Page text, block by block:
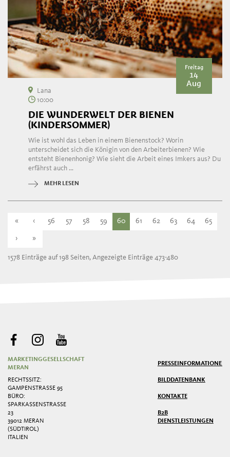
Freitag
14
Aug
Lana
10:00
DIE WUNDERWELT DER BIENEN
(KINDERSOMMER)
Wie ist wohl das Leben in einem Bienenstock? Worin
unterscheidet sich die Königin von den Arbeiterbienen? Wie
entsteht Bienenhonig? Wie sieht die Arbeit eines Imkers aus? Du
erfährst auch ...
MEHR LESEN
« ‹ 56 57 58 59 60 61 62 63 64 65
› »
1578 Einträge auf 198 Seiten, Angezeigte Einträge 473-480
MARKETINGGESELLSCHAFT
MERAN
RECHTSSITZ:
GAMPENSTRASSE 95
BÜRO:
SPARKASSENSTRASSE 2
3
39012 MERAN
(SÜDTIROL)
ITALIEN
PRESSEINFORMATIONEN
BILDDATENBANK
KONTAKTE
B2B
DIENSTLEISTUNGEN